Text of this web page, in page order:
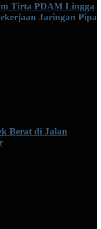
Tirta PDAM Lingga
Jaringan Pipa
Berat di Jalan